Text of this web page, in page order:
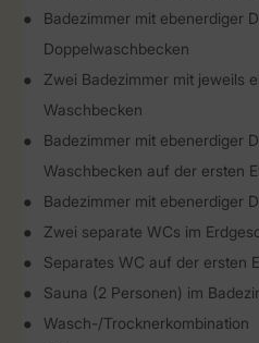
Badezimmer mit ebenerdiger
Doppelwaschbecken
Zwei Badezimmer mit jeweils
Waschbecken
Badezimmer mit ebenerdiger
Waschbecken auf der ersten
Badezimmer mit ebenerdiger
Zwei separate WCs im
Separates WC auf der ersten
Sauna (2 Personen) im
Wasch-/Trocknerkombination